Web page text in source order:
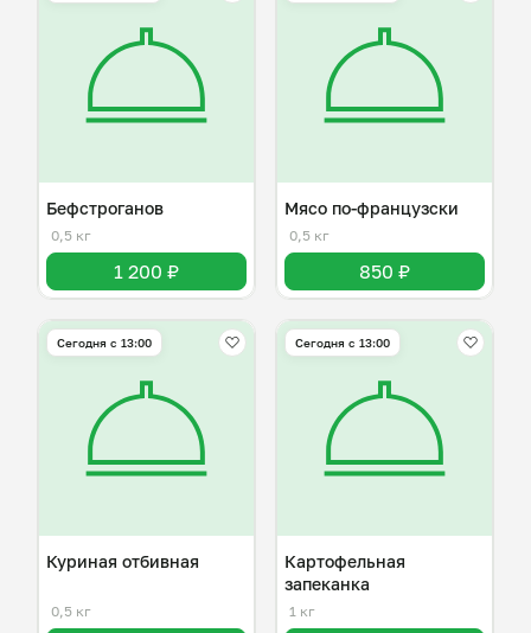
Бефстроганов
0,5 кг
1 200 ₽
Мясо по-французски
0,5 кг
850 ₽
Сегодня с 13:00
Куриная отбивная
0,5 кг
Сегодня с 13:00
Картофельная
запеканка
1 кг